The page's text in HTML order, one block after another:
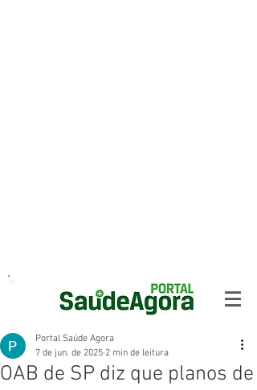
OAB de SP diz que planos de
Portal Saúde Agora
7 de jun. de 2025 2 min de leitura